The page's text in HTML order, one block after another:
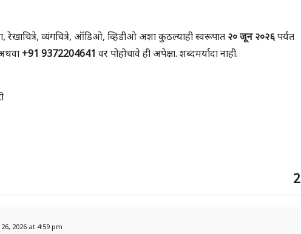
व्यंगचित्रे, ऑडिओ, व्हिडीओ अशा कुठल्याही स्वरूपात २० जून २०२६पर्यंत
+91 9372204641 वर पोहोचावे ही अपेक्षा. शब्दमर्यादा नाही.
2
2026 at 4:59 pm